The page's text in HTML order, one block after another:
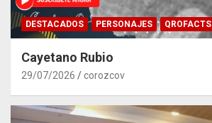
DESTACADOS PERSONAJES QROFACTS
Cayetano Rubio
29/07/2026 corozcov